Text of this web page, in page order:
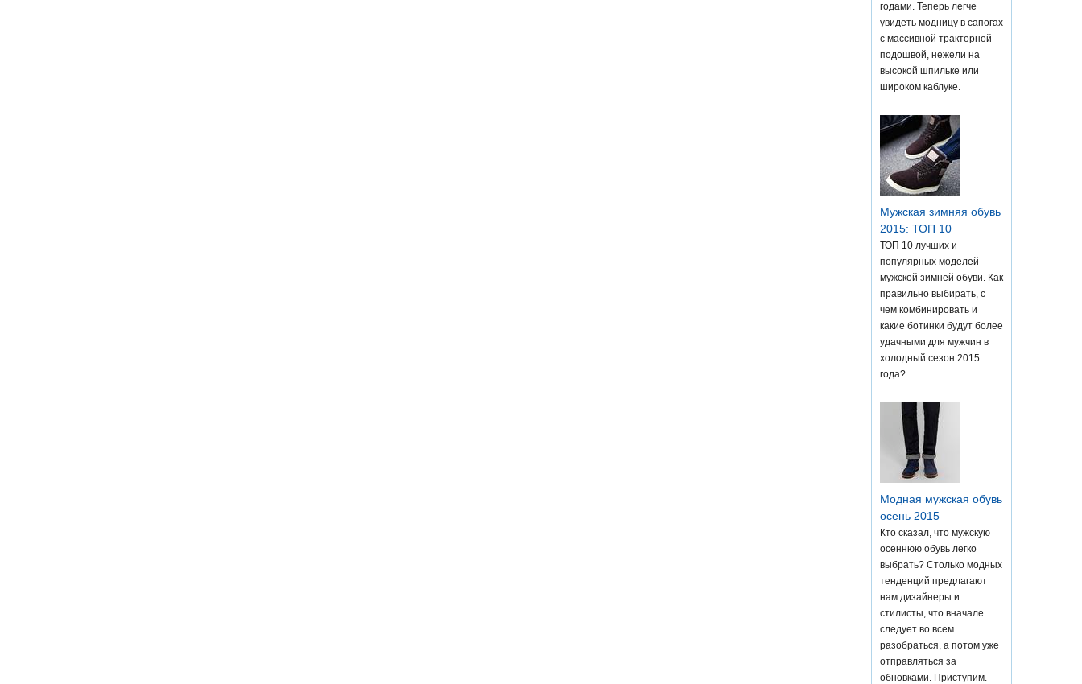
годами. Теперь легче
увидеть модницу в сапогах
с массивной тракторной
подошвой, нежели на
высокой шпильке или
широком каблуке.
Мужская зимняя обувь
2015: ТОП 10
ТОП 10 лучших и
популярных моделей
мужской зимней обуви. Как
правильно выбирать, с
чем комбинировать и
какие ботинки будут более
удачными для мужчин в
холодный сезон 2015
года?
Модная мужская обувь
осень 2015
Кто сказал, что мужскую
осеннюю обувь легко
выбрать? Столько модных
тенденций предлагают
нам дизайнеры и
стилисты, что вначале
следует во всем
разобраться, а потом уже
отправляться за
обновками. Приступим.